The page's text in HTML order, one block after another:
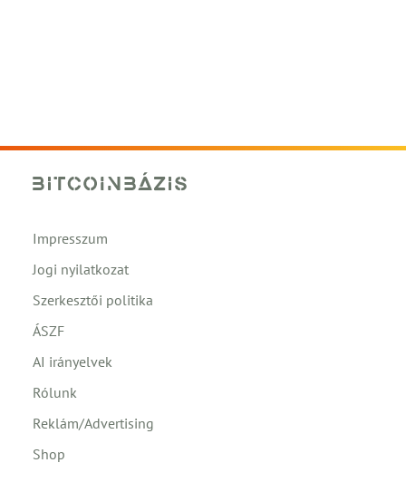
Impresszum
Jogi nyilatkozat
Szerkesztői politika
ÁSZF
AI irányelvek
Rólunk
Reklám/Advertising
Shop